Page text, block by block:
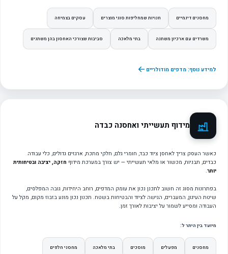
מחסנים דינמיים חנויות שמחליפות סוגי מוצרים עסקים בצמיחה
משרדים עם ארכיון משתנה בתי מלאכה סביבות שצורכי האחסון בהן משתנים
למידע נוסף: מדפים מודולריים
מידוף תעשייתי ואחסנה כבדה
כאשר העסק צריך לאחסן ציוד כבד, חומרי גלם, חלקי מתכת, ארגזים גדולים, כלי עבודה
כבדים, תבניות, מכשור או מלאי תעשייתי — יש צורך במערכת מידוף חזקה, יציבה ובטיחותית
יותר.
בפתרונות מסוג זה חשוב לתכנן נכון את עומק המדפים, רוחב היחידות, גובה המפלסים,
שיטת העיגון, המעברים, הגישה לציוד והבטיחות בשטח. תכנון נכון מונע בזבוז מקום, מקל על
העבודה ומסייע לשמור על יציבות לאורך זמן.
מיועד בין היתר ל:
מחסנים מפעלים מוסכים בתי מלאכה מחסני חלפים